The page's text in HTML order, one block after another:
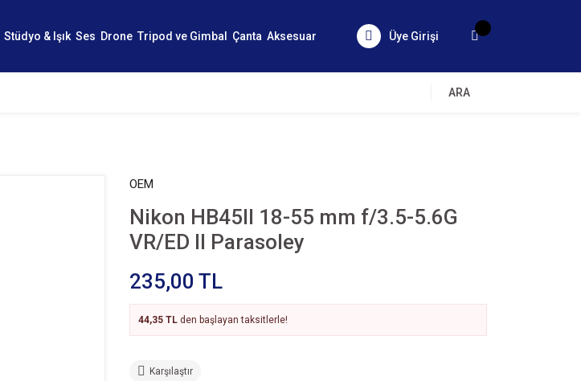
Stüdyo & Işık Ses Drone Tripod ve Gimbal Çanta Aksesuar Üye Girişi
ARA
OEM
Nikon HB45II 18-55 mm f/3.5-5.6G
VR/ED II Parasoley
235,00 TL
44,35 TL den başlayan taksitlerle!
Karşılaştır